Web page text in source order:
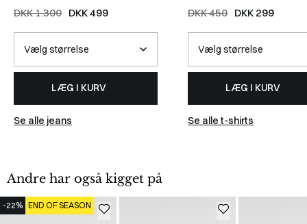
Jeans
NAVY
DKK 1.300 DKK 499
LÆG I KURV
Se alle jeans
GRØN
DKK 450 DKK 299
LÆG I KURV
Se alle t-shirts
Andre har også kigget på
-22% END OF SEASON